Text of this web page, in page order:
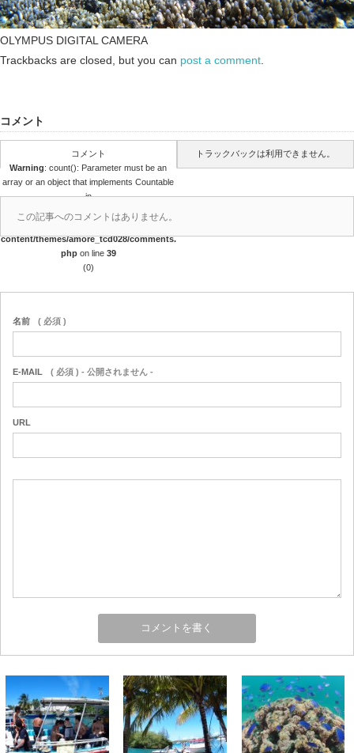
OLYMPUS DIGITAL CAMERA
Trackbacks are closed, but you can post a comment
コメント
コメント
Warning: count(): Parameter must be an
array or an object that implements Countable
in
/home/papalagi/papalagiguam.com/public
_html/wp/wp-
content/themes/amore_tcd028/comments.
php on line 39
(0)
トラックバックは利用できません。
この記事へのコメントはありません。
名前 ( 必須 )
E-MAIL ( 必須 ) - 公開されません -
URL